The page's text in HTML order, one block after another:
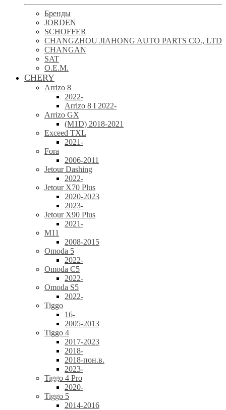
Бренды
JORDEN
SCHOFFER
CHANGZHOU JIAHONG AUTO PARTS CO., LTD
CHANGAN
SAT
O.E.M.
CHERY
Arrizo 8
2022-
Arrizo 8 I 2022-
Arrizo GX
(M1D) 2018-2021
Exceed TXL
2021-
Fora
2006-2011
Jetour Dashing
2022-
Jetour X70 Plus
2020-2023
2023-
Jetour X90 Plus
2021-
M11
2008-2015
Omoda 5
2022-
Omoda C5
2022-
Omoda S5
2022-
Tiggo
16-
2005-2013
Tiggo 4
2017-2023
2018-
2018-пон.в.
2023-
Tiggo 4 Pro
2020-
Tiggo 5
2014-2016